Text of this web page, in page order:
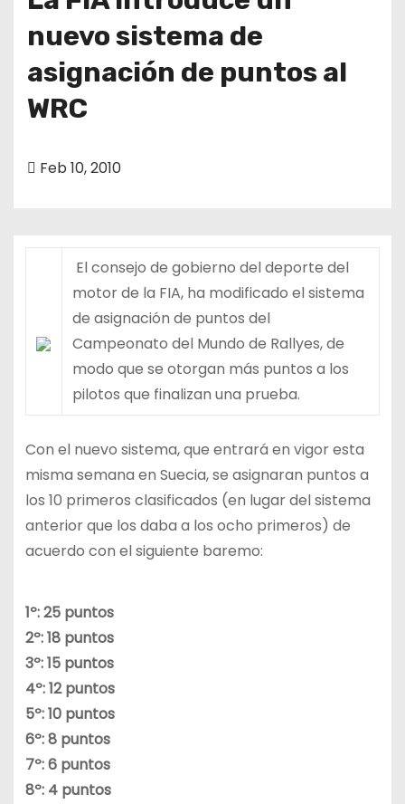
nuevo sistema de
asignación de puntos al
WRC
Feb 10, 2010
El consejo de gobierno del deporte del
motor de la FIA, ha modificado el sistema
de asignación de puntos del
Campeonato del Mundo de Rallyes, de
modo que se otorgan más puntos a los
pilotos que finalizan una prueba.
Con el nuevo sistema, que entrará en vigor esta
misma semana en Suecia, se asignaran puntos a
los 10 primeros clasificados (en lugar del sistema
anterior que los daba a los ocho primeros) de
acuerdo con el siguiente baremo:
1º: 25 puntos
2º: 18 puntos
3º: 15 puntos
4º: 12 puntos
5º: 10 puntos
6º: 8 puntos
7º: 6 puntos
8º: 4 puntos